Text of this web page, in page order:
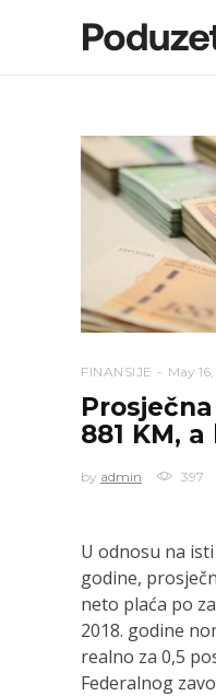
FINANSIJE May
881 KM,
by admin 397
U odnosu na
godine,
neto plaća po
2018. godine
realno za 0,5
Federalnog